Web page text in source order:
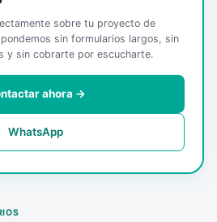
sobre tu proyecto de
sin formularios largos, sin
y sin cobrarte por escucharte.
ahora →
WhatsApp